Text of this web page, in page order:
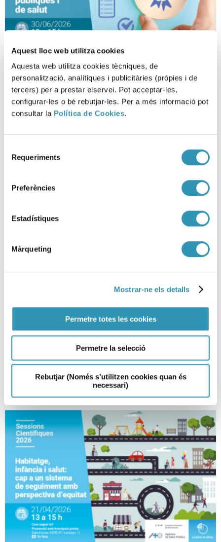
Aquest lloc web utilitza cookies
Aquesta web utilitza cookies tècniques, de
personalització, analítiques i publicitàries (pròpies i de
tercers) per a prestar elservei. Pot acceptar-les,
configurar-les o bé rebutjar-les. Per a més informació pot
consultar la Política de Cookies.
Requeriments
Preferències
Estadístiques
Màrqueting
Mostrar-ne els detalls
Permetre totes les cookies
Permetre la selecció
Rebutjar (Només s’utilitzen cookies quan és
necessari)
Sistemes de gestió en
organitzacions públiques
SESSIONS CIENTÍFIQUES, RECERCA I DOCÈNCIA
Com intervenim a l’espai públic
quan hi ha consum de drogues?
DROGUES I ADDICCIONS, SESSIONS CIENTÍFIQUES, RECERCA I DOCÈNCIA